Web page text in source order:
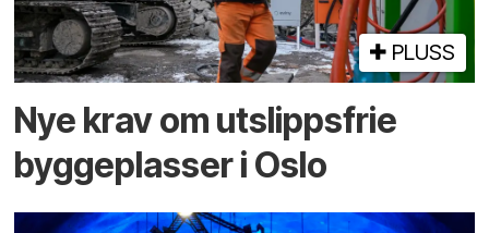
PLUSS
Nye krav om utslippsfrie
byggeplasser i Oslo